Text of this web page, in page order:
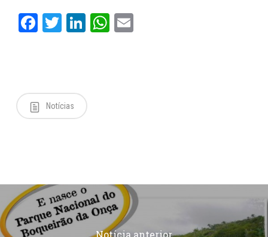
Facebook
Twitter
LinkedIn
WhatsApp
Email
Notícias
Notícia anterior